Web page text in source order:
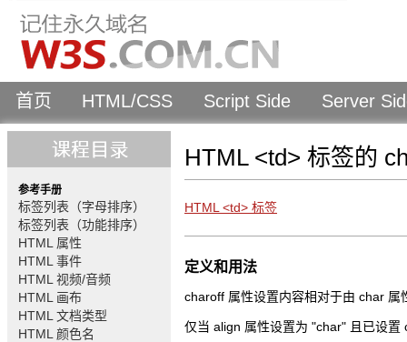
首页 HTML/CSS Script Side Server
参考手册
标签列表（字母排序）
标签列表（功能排序）
HTML 属性
HTML 事件
HTML 视频/音频
HTML 画布
HTML 文档类型
HTML 颜色名
HTML <td> 标签的
HTML <td> 标签
定义和用法
charoff 属性设置内容相对于由 char 属
仅当 align 属性设置为 "char" 且已设